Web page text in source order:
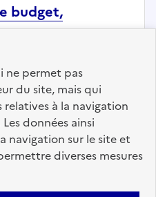
ne permet pas
du site, mais qui
à la navigation
données ainsi
navigation sur le site et
diverses mesures
budget,
2026
du service budget,